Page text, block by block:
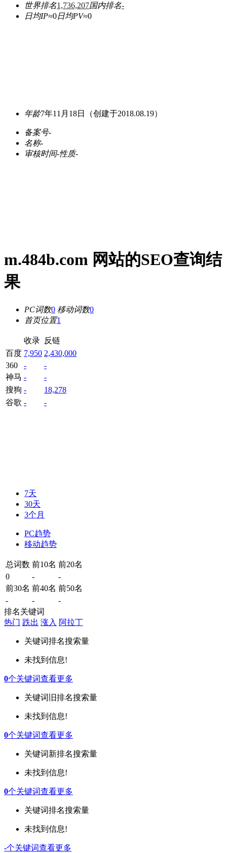
世界排名1,736,207国内排名-
日均IP≈0日均PV≈0
年龄7年11月18日 （创建于2018.08.19）
备案号-
名称-
审核时间-性质-
m.484b.com 网站的SEO查询结
果
PC词数0 移动词数0
首页位置1
收录 反链
百度 7,950 2,430,000
360
-
-
神马 -
-
搜狗 -
18,278
谷歌 - -
7天
30天
3个月
PC趋势
移动趋势
总词数 前10名 前20名
0
-
-
前30名 前40名 前50名
-
-
-
排名关键词
热门 跌出 涨入 阿拉丁
关键词排名搜索量
未找到信息!
0个关键词查看更多
关键词 旧排名搜索量
未找到信息!
0个关键词查看更多
关键词新排名搜索量
未找到信息!
0个关键词查看更多
关键词排名搜索量
未找到信息!
-个关键词查看更多